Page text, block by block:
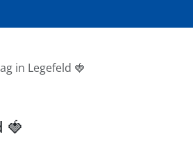
in Legefeld 🍓
🍓